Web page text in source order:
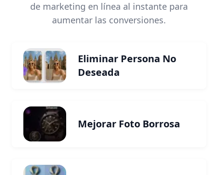
de marketing en línea al instante para
aumentar las conversiones.
Eliminar Persona No
Deseada
Mejorar Foto Borrosa